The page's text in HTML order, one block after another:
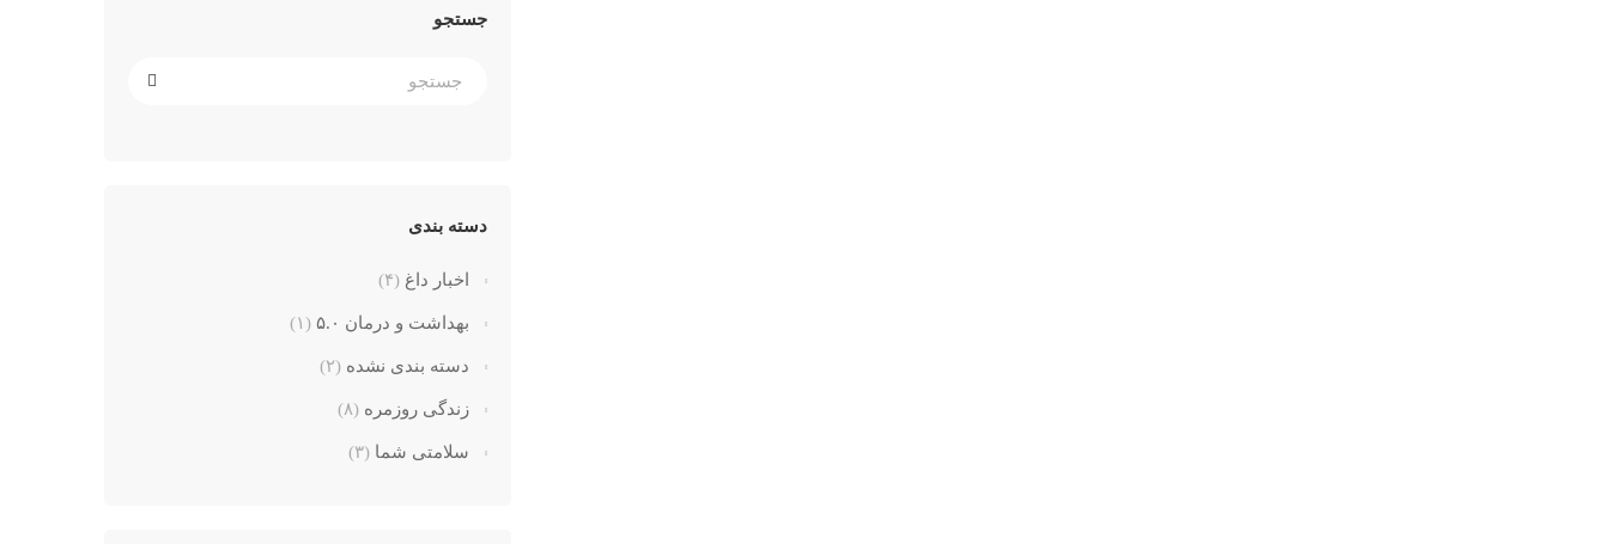
جستجو
دسته بندی
اخبار داغ (۴)
بهداشت و درمان ۵.۰ (۱)
دسته بندی نشده (۲)
زندگی روزمره (۸)
سلامتی شما (۳)